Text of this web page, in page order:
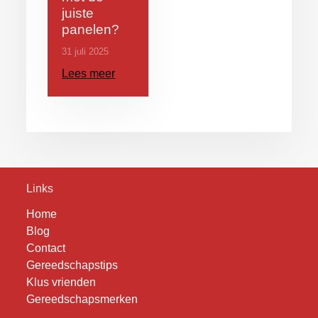
juiste
panelen?
31 juli 2025
Lees meer
Links
Home
Blog
Contact
Gereedschapstips
Klus vrienden
Gereedschapsmerken